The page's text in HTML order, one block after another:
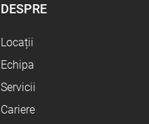
DESPRE
Locații
Echipa
Servicii
Cariere